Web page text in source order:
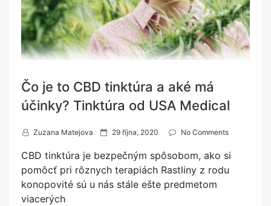
Čo je to CBD tinktúra a aké má
účinky? Tinktúra od USA Medical
Zuzana Matejova
P
s
t
e
29 října, 2020 No Comments
CBD tinktúra je bezpečným spôsobom, ako si
pomôcť pri rôznych terapiách Rastliny z rodu
konopovité sú u nás stále ešte predmetom
viacerých